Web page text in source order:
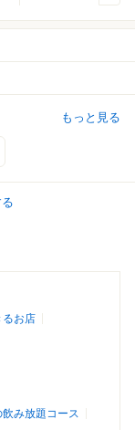
もっと見る
るお店
み放題コース